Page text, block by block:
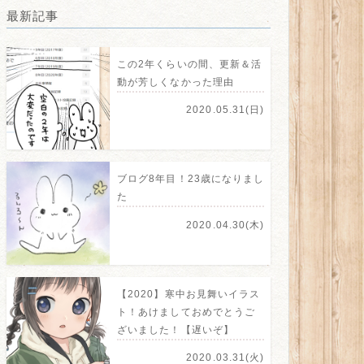
最新記事
この2年くらいの間、更新＆活
動が芳しくなかった理由
2020.05.31(日)
ブログ8年目！23歳になりまし
た
2020.04.30(木)
【2020】寒中お見舞いイラス
ト！あけましておめでとうご
ざいました！【遅いぞ】
2020.03.31(火)